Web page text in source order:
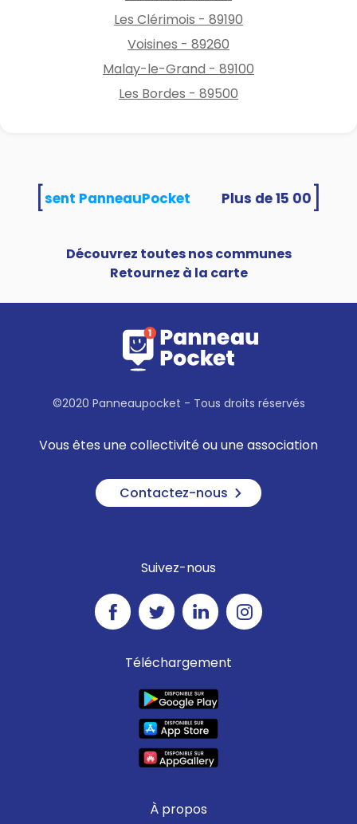
Les Clérimois - 89190
Voisines - 89260
Malay-le-Grand - 89100
Les Bordes - 89500
utilisent PanneauPocket
Découvrez toutes nos communes
Retournez à la carte
©2020 Panneaupocket - Tous droits réservés
Vous êtes une collectivité ou une association
Contactez-nous
Suivez-nous
Téléchargement
À propos